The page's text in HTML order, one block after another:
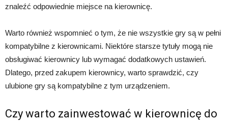
znaleźć odpowiednie miejsce na kierownicę.
Warto również wspomnieć o tym, że nie wszystkie gry są w pełni
kompatybilne z kierownicami. Niektóre starsze tytuły mogą nie
obsługiwać kierownicy lub wymagać dodatkowych ustawień.
Dlatego, przed zakupem kierownicy, warto sprawdzić, czy
ulubione gry są kompatybilne z tym urządzeniem.
Czy warto zainwestować w kierownicę do